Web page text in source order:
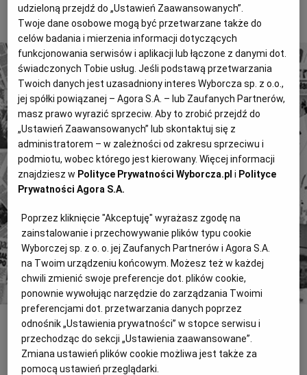
To tylko fragment artykułu. Aby czytać dalej, kup dostęp
poniżej.
4 miliony tekstów od 1989 roku.
Zyskaj dostęp do archiwalnych treści "Gazety
Wyborczej".
Znajdź historie, których szukasz.
Kup dostęp
lub Zaloguj się
INNE
"SATISFACTION" W PRL
udzieloną przejdź do „Ustawień Zaawansowanych”.
Twoje dane osobowe mogą być przetwarzane także do
celów badania i mierzenia informacji dotyczących
funkcjonowania serwisów i aplikacji lub łączone z danymi dot.
świadczonych Tobie usług. Jeśli podstawą przetwarzania
Twoich danych jest uzasadniony interes Wyborcza sp. z o.o.,
jej spółki powiązanej – Agora S.A. – lub Zaufanych Partnerów,
masz prawo wyrazić sprzeciw. Aby to zrobić przejdź do
„Ustawień Zaawansowanych” lub skontaktuj się z
administratorem – w zależności od zakresu sprzeciwu i
podmiotu, wobec którego jest kierowany. Więcej informacji
znajdziesz w Polityce Prywatności Wyborcza.pl i Polityce
Prywatności Agora S.A.
Poprzez kliknięcie "Akceptuję" wyrażasz zgodę na
zainstalowanie i przechowywanie plików typu cookie
Wyborczej sp. z o. o. jej Zaufanych Partnerów i Agora S.A.
na Twoim urządzeniu końcowym. Możesz też w każdej
chwili zmienić swoje preferencje dot. plików cookie,
ponownie wywołując narzędzie do zarządzania Twoimi
preferencjami dot. przetwarzania danych poprzez
odnośnik „Ustawienia prywatności” w stopce serwisu i
przechodząc do sekcji „Ustawienia zaawansowane”.
Zmiana ustawień plików cookie możliwa jest także za
pomocą ustawień przeglądarki.